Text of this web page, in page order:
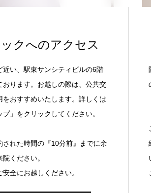
クへのアクセス
近い、駅東サンシティビルの6階
おります。お越しの際は、公共交
をおすすめいたします。詳しくは
プ」をクリックしてください。
された時間の『10分前』までに余
ください。
全にお越しください。